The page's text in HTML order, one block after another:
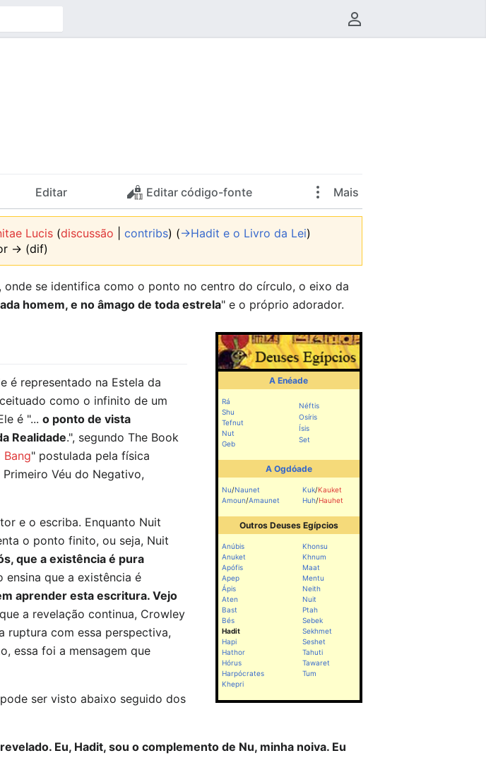
Menu do usuário
Editar Editar código-fonte Mais
Lucis (discussão |contribs) (→‎Hadit e o Livro da Lei)
→ (dif)
, onde se identifica como o ponto no centro do círculo, o eixo da
homem, e no âmago de toda estrela" e o próprio adorador.
A Enéade
Rá
Shu
Tefnut
Nut
Geb
Néftis
Osíris
Ísis
Set
A Ogdóade
Nu/Naunet
Amoun/Amaunet
Kuk/Kauket
Huh/Hauhet
Outros Deuses Egípcios
Anúbis
Anuket
Apófis
Apep
Ápis
Aten
Bast
Bés
Hadit
Hapi
Hathor
Hórus
Harpócrates
Khepri
Khonsu
Khnum
Maat
Mentu
Neith
Nuit
Ptah
Sebek
Sekhmet
Seshet
Tahuti
Tawaret
Tum
é representado na Estela da
como o infinito de um
é "...o ponto de vista
Realidade.", segundo The Book
Bang" postulada pela física
Véu do Negativo,
e o escriba. Enquanto Nuit
o ponto finito, ou seja, Nuit
que a existência é pura
ensina que a existência é
aprender esta escritura. Vejo
a revelação continua, Crowley
ruptura com essa perspectiva,
essa foi a mensagem que
ser visto abaixo seguido dos
Eu, Hadit, sou o complemento de Nu, minha noiva. Eu